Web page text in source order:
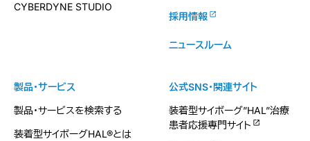
製品・サービス
製品・サービスを検索する
装着型サイボーグHAL®とは
CYBERDYNE STUDIO
採用情報
ニュースルーム
公式SNS・関連サイト
装着型サイボーグ”HAL”治療
患者応援専門サイト